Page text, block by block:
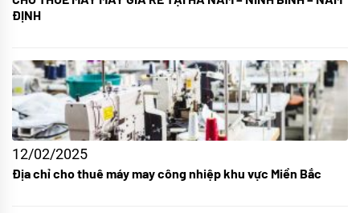
ĐỊNH
12/02/2025
Địa chỉ cho thuê máy may công nhiệp khu vực Miền Bắc